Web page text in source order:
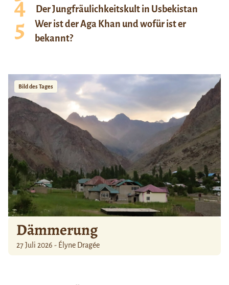
Der Jungfräulichkeitskult in Usbekistan
Wer ist der Aga Khan und wofür ist er
bekannt?
Bild des Tages
Dämmerung
27 Juli 2026 - Élyne Dragée